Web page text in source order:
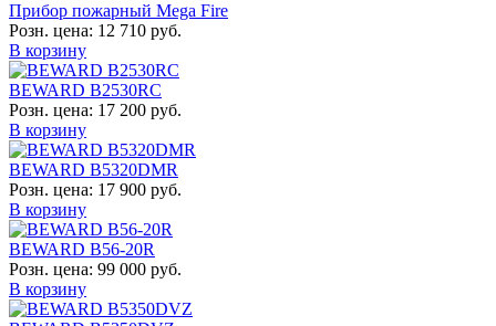
Прибор пожарный Mega Fire
Розн. цена: 12 710 руб.
В корзину
BEWARD B2530RC
Розн. цена: 17 200 руб.
В корзину
BEWARD B5320DMR
Розн. цена: 17 900 руб.
В корзину
BEWARD B56-20R
Розн. цена: 99 000 руб.
В корзину